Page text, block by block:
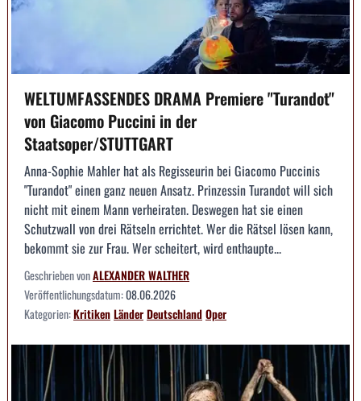
WELTUMFASSENDES DRAMA Premiere "Turandot"
von Giacomo Puccini in der
Staatsoper/STUTTGART
Anna-Sophie Mahler hat als Regisseurin bei Giacomo Puccinis
"Turandot" einen ganz neuen Ansatz. Prinzessin Turandot will sich
nicht mit einem Mann verheiraten. Deswegen hat sie einen
Schutzwall von drei Rätseln errichtet. Wer die Rätsel lösen kann,
bekommt sie zur Frau. Wer scheitert, wird enthaupte...
Geschrieben vonALEXANDER WALTHER
Veröffentlichungsdatum:08.06.2026
Kategorien:KritikenLänderDeutschlandOper